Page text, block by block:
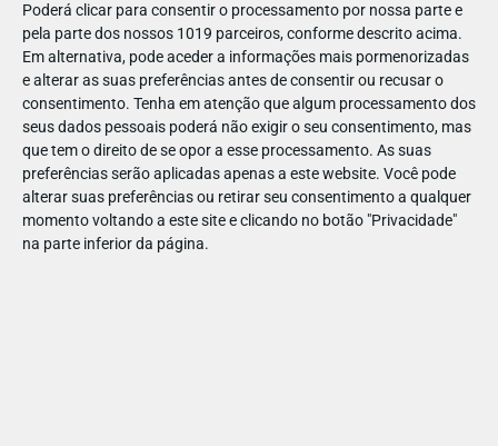
Poderá clicar para consentir o processamento por nossa parte e
pela parte dos nossos 1019 parceiros, conforme descrito acima.
Em alternativa, pode aceder a informações mais pormenorizadas
e alterar as suas preferências antes de consentir ou recusar o
consentimento. Tenha em atenção que algum processamento dos
seus dados pessoais poderá não exigir o seu consentimento, mas
que tem o direito de se opor a esse processamento. As suas
preferências serão aplicadas apenas a este website. Você pode
alterar suas preferências ou retirar seu consentimento a qualquer
momento voltando a este site e clicando no botão "Privacidade"
na parte inferior da página.
🎨 Atividades do 1.º Ciclo